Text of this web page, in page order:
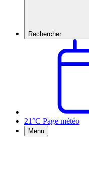
Rechercher
21°C Page météo
Menu